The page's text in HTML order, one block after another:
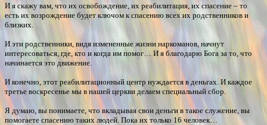
И я скажу вам, что их освобождение, их реабилитация, их спасение – то
есть их возрождение будет ключом к спасению всех их родственников и
близких.
И эти родственники, видя измененные жизни наркоманов, начнут
интересоваться, где, кто и когда им помог… И я благодарю Бога за то, что
начинается это движение.
И конечно, этот реабилитационный центр нуждается в деньгах. И каждое
третье воскресенье мы в нашей церкви делаем специальный сбор.
Я думаю, вы понимаете, что вкладывая свои деньги в такое служение, вы
помогаете спасению таких людей. Пока их только 16 человек…